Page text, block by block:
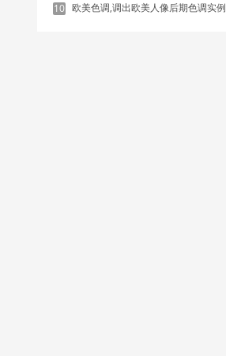
10 欧美色调,调出欧美人像后期色调实例